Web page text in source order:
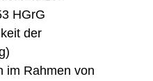
HGrG
der
im Rahmen von